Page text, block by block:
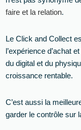
faire et la relation.
Le Click and Collect
l’expérience d’achat
du digital et du
croissance rentable.
C’est aussi la
garder le contrôle sur